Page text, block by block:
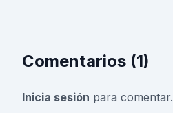
Comentarios (1)
Inicia sesión para comentar.